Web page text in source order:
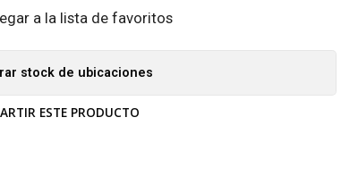
a la lista de favoritos
stock de ubicaciones
ESTE PRODUCTO